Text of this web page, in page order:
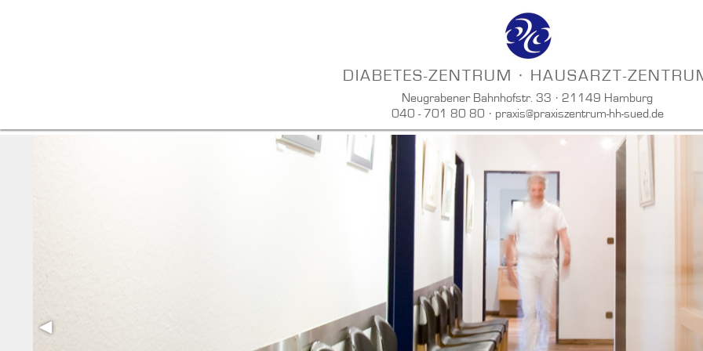
DIABETES-ZENTRUM · HAUSARZT-
Neugrabener Bahnhofstr. 33 · 21149 Hamburg
040 - 701 80 80 · praxis@praxiszentrum-hh-sued.de